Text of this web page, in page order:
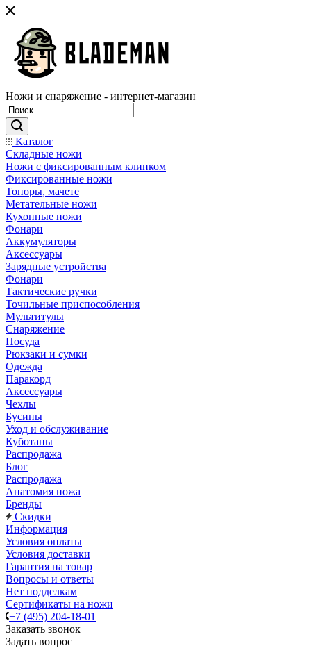
Ножи и снаряжение - интернет-магазин
Каталог
Складные ножи
Ножи с фиксированным клинком
Фиксированные ножи
Топоры, мачете
Метательные ножи
Кухонные ножи
Фонари
Аккумуляторы
Аксессуары
Зарядные устройства
Фонари
Тактические ручки
Точильные приспособления
Мультитулы
Снаряжение
Посуда
Рюкзаки и сумки
Одежда
Паракорд
Аксессуары
Чехлы
Бусины
Уход и обслуживание
Куботаны
Распродажа
Блог
Распродажа
Анатомия ножа
Бренды
Скидки
Информация
Условия оплаты
Условия доставки
Гарантия на товар
Вопросы и ответы
Нет подделкам
Сертификаты на ножи
+7 (495) 204-18-01
Заказать звонок
Задать вопрос